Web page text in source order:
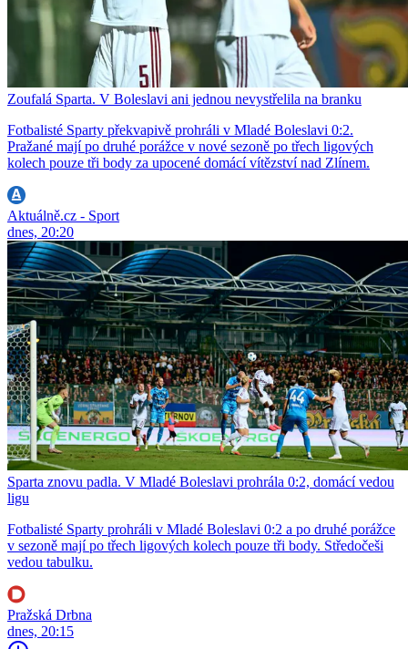
Zoufalá Sparta. V Boleslavi ani jednou nevystřelila na branku
Fotbalisté Sparty překvapivě prohráli v Mladé Boleslavi 0:2.
Pražané mají po druhé porážce v nové sezoně po třech ligových
kolech pouze tři body za upocené domácí vítězství nad Zlínem.
Aktuálně.cz - Sport
dnes, 20:20
Sparta znovu padla. V Mladé Boleslavi prohrála 0:2, domácí vedou
ligu
Fotbalisté Sparty prohráli v Mladé Boleslavi 0:2 a po druhé porážce
v sezoně mají po třech ligových kolech pouze tři body. Středočeši
vedou tabulku.
Pražská Drbna
dnes, 20:15